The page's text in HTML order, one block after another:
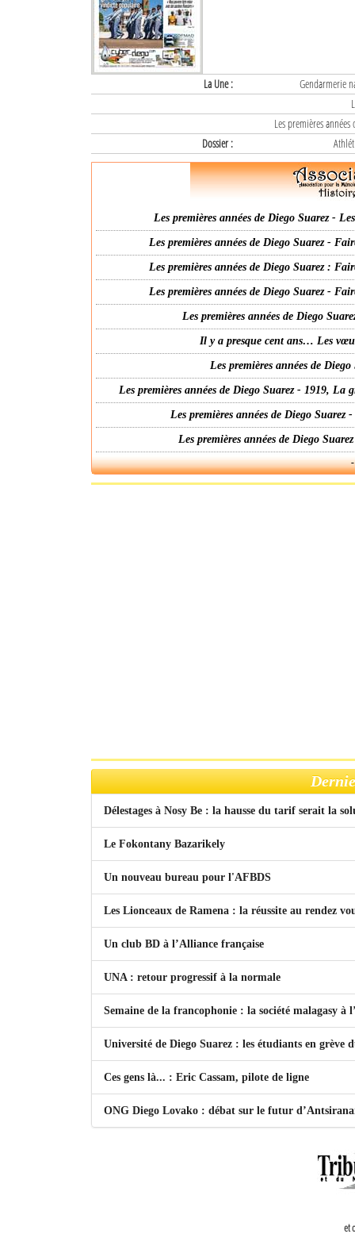
La Une :
Gendarmerie
Les premières
Dossier :
Les premières années de Diego Suarez -
Les premières années de Diego Suarez -
Les premières années de Diego Suarez :
Les premières années de Diego Suarez -
Les premières années de Diego
Il y a presque cent ans… Les
Les premières années de
Les premières années de Diego Suarez - 1919,
Les premières années de Diego
Les premières années de Diego
Délestages à Nosy Be : la hausse du tarif serait la
Le Fokontany Bazarikely
Un nouveau bureau pour l'AFBDS
Les Lionceaux de Ramena : la réussite au rendez
Un club BD à l’Alliance française
UNA : retour progressif à la normale
Semaine de la francophonie : la société malagasy à
Université de Diego Suarez : les étudiants en grève
Ces gens là... : Eric Cassam, pilote de ligne
ONG Diego Lovako : débat sur le futur
et